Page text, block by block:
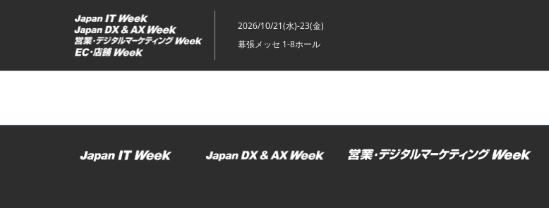
ッ
2026/10/21(水)-23(金)
幕張メッセ 1-8ホール